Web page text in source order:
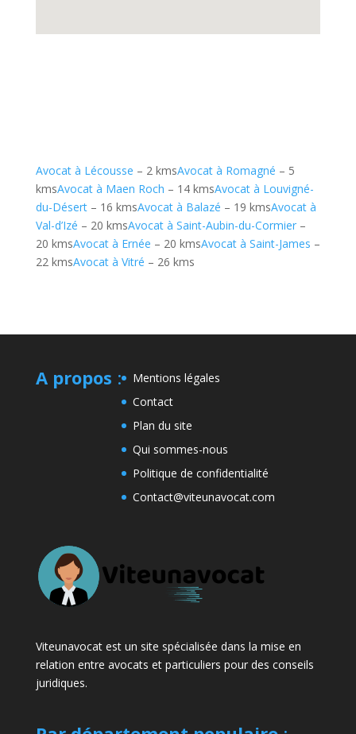
Avocat à Lécousse – 2 kmsAvocat à Romagné – 5
kmsAvocat à Maen Roch – 14 kmsAvocat à Louvigné-
du-Désert– 16 kmsAvocat à Balazé – 19 kmsAvocat à
Val-d’Izé – 20 kmsAvocat à Saint-Aubin-du-Cormier–
20 kmsAvocat à Ernée – 20 kmsAvocat à Saint-James –
22 kmsAvocat à Vitré – 26 kms
A propos :
Mentions légales
Contact
Plan du site
Qui sommes-nous
Politique de confidentialité
Contact@viteunavocat.com
Viteunavocat est un site spécialisée dans la mise en
relation entre avocats et particuliers pour des conseils
juridiques.